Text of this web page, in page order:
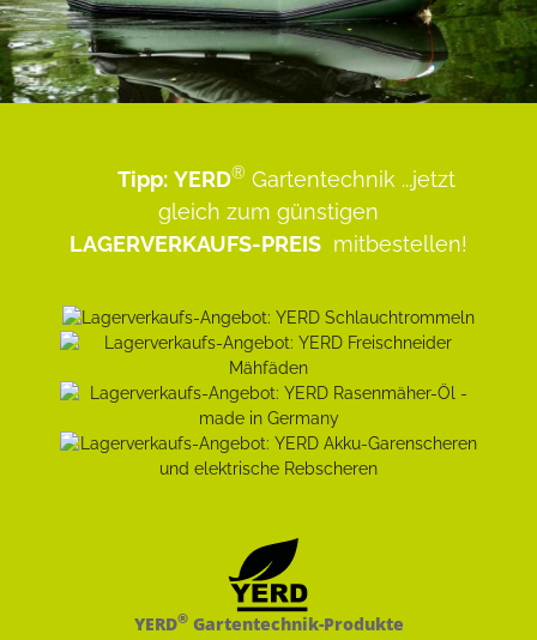
Tipp: YERD® Gartentechnik ...jetzt
gleich zum günstigen
LAGERVERKAUFS-PREIS mitbestellen!
YERD®Gartentechnik-Produkte